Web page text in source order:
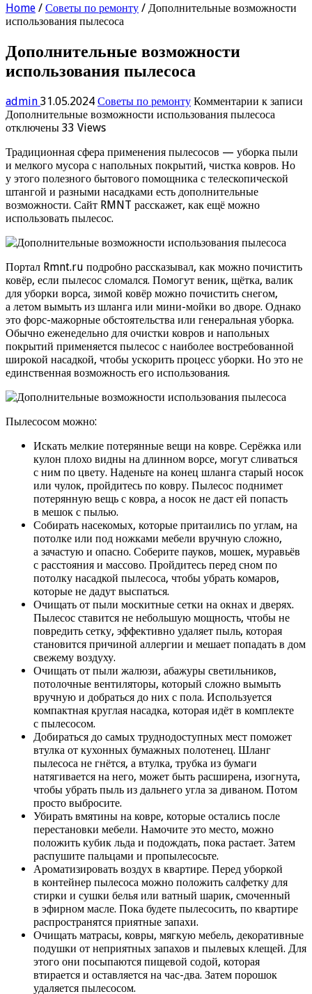
Home / Советы по ремонту / Дополнительные возможности
использования пылесоса
Дополнительные возможности
использования пылесоса
admin 31.05.2024 Советы по ремонту Комментарии к записи
Дополнительные возможности использования пылесоса
отключены 33 Views
Традиционная сфера применения пылесосов — уборка пыли
и мелкого мусора с напольных покрытий, чистка ковров. Но
у этого полезного бытового помощника с телескопической
штангой и разными насадками есть дополнительные
возможности. Сайт RMNT расскажет, как ещё можно
использовать пылесос.
Портал Rmnt.ru подробно рассказывал, как можно почистить
ковёр, если пылесос сломался. Помогут веник, щётка, валик
для уборки ворса, зимой ковёр можно почистить снегом,
а летом вымыть из шланга или мини-мойки во дворе. Однако
это форс-мажорные обстоятельства или генеральная уборка.
Обычно еженедельно для очистки ковров и напольных
покрытий применяется пылесос с наиболее востребованной
широкой насадкой, чтобы ускорить процесс уборки. Но это не
единственная возможность его использования.
Пылесосом можно:
Искать мелкие потерянные вещи на ковре. Серёжка или
кулон плохо видны на длинном ворсе, могут сливаться
с ним по цвету. Наденьте на конец шланга старый носок
или чулок, пройдитесь по ковру. Пылесос поднимет
потерянную вещь с ковра, а носок не даст ей попасть
в мешок с пылью.
Собирать насекомых, которые притаились по углам, на
потолке или под ножками мебели вручную сложно,
а зачастую и опасно. Соберите пауков, мошек, муравьёв
с расстояния и массово. Пройдитесь перед сном по
потолку насадкой пылесоса, чтобы убрать комаров,
которые не дадут выспаться.
Очищать от пыли москитные сетки на окнах и дверях.
Пылесос ставится не небольшую мощность, чтобы не
повредить сетку, эффективно удаляет пыль, которая
становится причиной аллергии и мешает попадать в дом
свежему воздуху.
Очищать от пыли жалюзи, абажуры светильников,
потолочные вентиляторы, который сложно вымыть
вручную и добраться до них с пола. Используется
компактная круглая насадка, которая идёт в комплекте
с пылесосом.
Добираться до самых труднодоступных мест поможет
втулка от кухонных бумажных полотенец. Шланг
пылесоса не гнётся, а втулка, трубка из бумаги
натягивается на него, может быть расширена, изогнута,
чтобы убрать пыль из дальнего угла за диваном. Потом
просто выбросите.
Убирать вмятины на ковре, которые остались после
перестановки мебели. Намочите это место, можно
положить кубик льда и подождать, пока растает. Затем
распушите пальцами и пропылесосьте.
Ароматизировать воздух в квартире. Перед уборкой
в контейнер пылесоса можно положить салфетку для
стирки и сушки белья или ватный шарик, смоченный
в эфирном масле. Пока будете пылесосить, по квартире
распространятся приятные запахи.
Очищать матрасы, ковры, мягкую мебель, декоративные
подушки от неприятных запахов и пылевых клещей. Для
этого они посыпаются пищевой содой, которая
втирается и оставляется на час-два. Затем порошок
удаляется пылесосом.